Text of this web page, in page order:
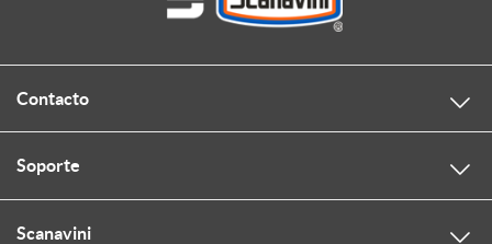
Contacto
Soporte
Scanavini